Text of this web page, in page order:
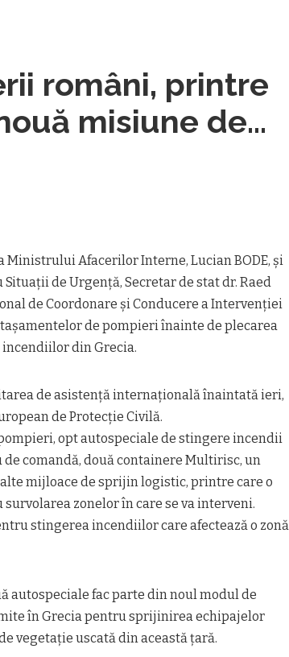
români, printre
misiune de
cu incendiile
Ministrului Afacerilor Interne, Lucian BODE, și
de Urgență, Secretar de stat dr. Raed
de Coordonare și Conducere a Intervenției
de pompieri înainte de plecarea
din Grecia.
de asistență internațională înaintată ieri,
de Protecție Civilă.
opt autospeciale de stingere incendii
comandă, două containere Multirisc, un
mijloace de sprijin logistic, printre care o
zonelor în care se va interveni.
stingerea incendiilor care afectează o zonă
autospeciale fac parte din noul modul de
în Grecia pentru sprijinirea echipajelor
vegetație uscată din această țară.